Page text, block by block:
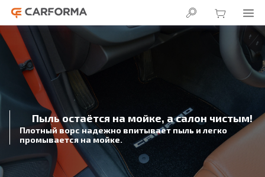
Пыль остаётся на мойке, а салон чистым!
Плотный ворс надежно впитывает пыль и легко
промывается на мойке.